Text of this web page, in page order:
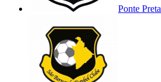
Ponte Preta